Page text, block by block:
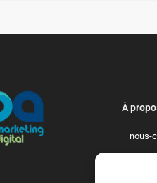
À
nous-